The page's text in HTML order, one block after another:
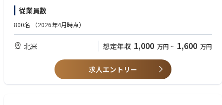
の策定
顧客との接点より、事業開発および商品・サービス開発へのフィードバッ
ク
日本チームとの連携、必要な情報のUSチームへの展開、ベストプラクティ
スの共有
〇仕事のやりがい・魅力
日本が育て、日本を育てた製造業という日本にゆかりある業界において、
【歓迎条件】
・SaaSプロダクトにおけるフィールドセールスのご経験・卓越した成果
・総合商社、コンサルティング企業でのグローバルプロジェクト、大型ア
・フットワーク軽く顧客先へ足を運び、泥臭く関係構築を推進できる行動
力
・製造業企業へのフィールドセールスのご経験
・卓越した成果・過去の経験や成功体験に固執せず、柔軟に自身をアップ
デートできる方
従業員数
800名 （2026年4月時点）
北米 想定年収 1,000 万円 ~ 1,600 万円
求人エントリー